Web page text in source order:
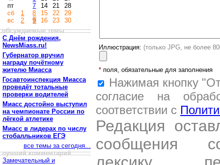
пт
сб
вс
1
2
7
8
9
14
15
16
21
22
23
28
29
30
обсуждаемые темы
С Днём рождения,
NewsMiass.ru!
Губернатор вручил
награду почётному
жителю Миасса
Госавтоинспекция Миасса
проведёт тотальные
проверки водителей
Миасс достойно выступил
на чемпионате России по
лёгкой атлетике
Миасс в лидерах по числу
стобалльников ЕГЭ
все темы за сегодня...
лучший комментарий
Замечательный и
Иллюстрация: (только JPG, не более
* поля, обязательные для заполнения
Нажимая кнопку
согласие на
соответствии с
Редакция
сообщения